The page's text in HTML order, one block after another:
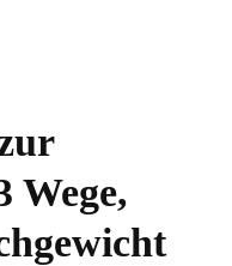
Wege,